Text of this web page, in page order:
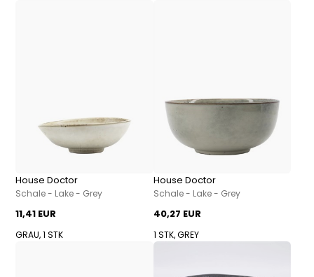
House Doctor
Schale - Lake - Grey
11,41 EUR
GRAU, 1 STK
House Doctor
Schale - Lake - Grey
40,27 EUR
1 STK, GREY